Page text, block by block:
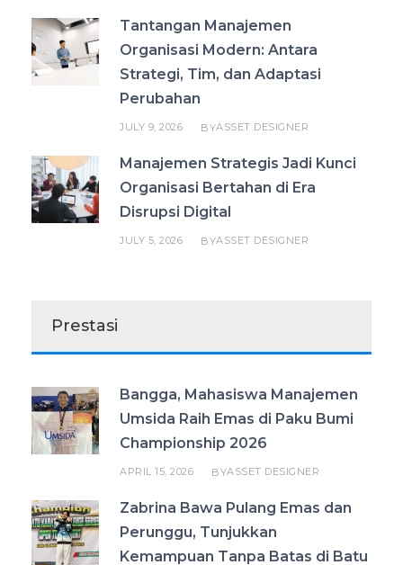
Tantangan Manajemen
Organisasi Modern: Antara
Strategi, Tim, dan Adaptasi
Perubahan
JULY 9, 2026 BYASSET DESIGNER
Manajemen Strategis Jadi Kunci
Organisasi Bertahan di Era
Disrupsi Digital
JULY 5, 2026 BYASSET DESIGNER
Prestasi
Bangga, Mahasiswa Manajemen
Umsida Raih Emas di Paku Bumi
Championship 2026
APRIL 15, 2026 BYASSET DESIGNER
Zabrina Bawa Pulang Emas dan
Perunggu, Tunjukkan
Kemampuan Tanpa Batas di Batu